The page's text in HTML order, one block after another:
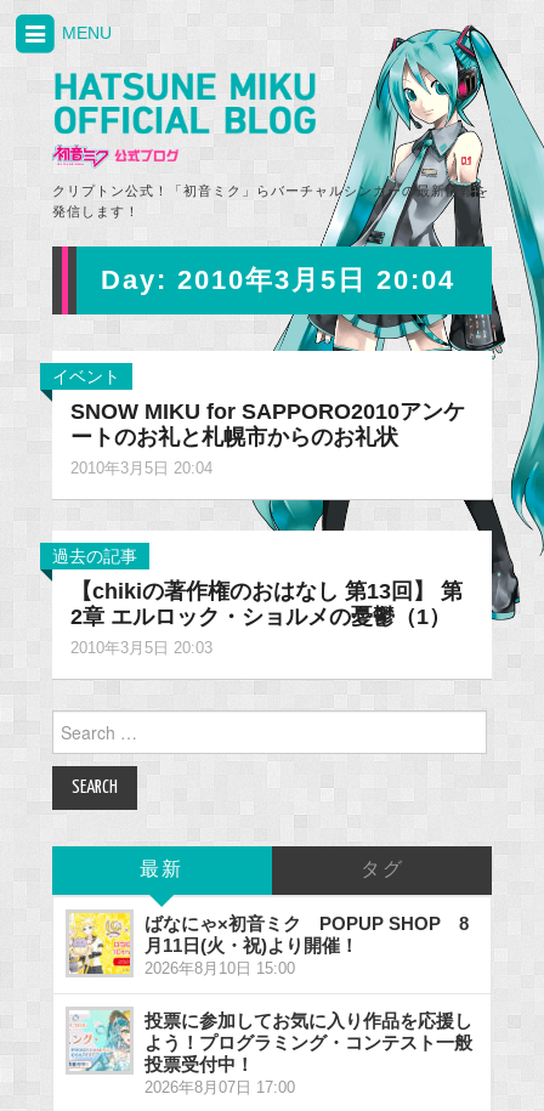
クリプトン公式！「初音ミク」らバーチャルシンガーの最新情報を
発信します！
MENU
Day: 2010年3月5日 20:04
イベント
SNOW MIKU for SAPPORO2010アンケ
ートのお礼と札幌市からのお礼状
2010年3月5日 20:04
過去の記事
【chikiの著作権のおはなし 第13回】 第
2章 エルロック・ショルメの憂鬱（1）
2010年3月5日 20:03
Search
for:
最新 タグ
ばなにゃ×初音ミク POPUP SHOP 8
月11日(火・祝)より開催！
2026年8月10日 15:00
投票に参加してお気に入り作品を応援し
よう！プログラミング・コンテスト一般
投票受付中！
2026年8月07日 17:00